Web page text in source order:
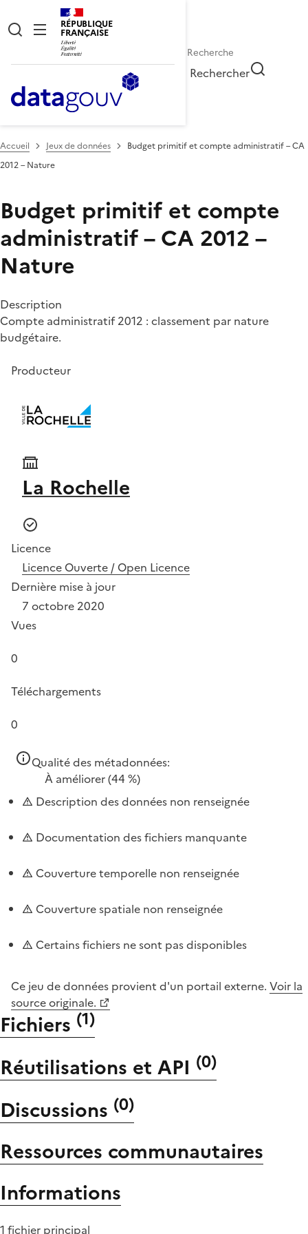
RÉPUBLIQUE
FRANÇAISE
Rechercher
Accueil Jeux de données
Budget primitif et compte administratif – CA
2012 – Nature
Budget primitif et compte
administratif – CA 2012 –
Nature
Description
Compte administratif 2012 : classement par nature
budgétaire.
Producteur
La Rochelle
Licence
Licence Ouverte / Open Licence
Dernière mise à jour
7 octobre 2020
Vues
0
Téléchargements
0
Qualité des métadonnées:
À améliorer(44 %)
Description des données non renseignée
Documentation des fichiers manquante
Couverture temporelle non renseignée
Couverture spatiale non renseignée
Certains fichiers ne sont pas disponibles
Ce jeu de données provient d'un portail externe. Voir la
source originale.
Fichiers (1)
Réutilisations et API (0)
Discussions (0)
Ressources communautaires
Informations
1 fichier principal